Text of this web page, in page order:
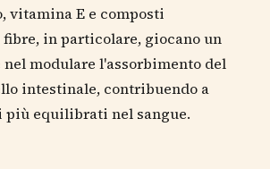
vitamina E e composti
in particolare, giocano un
modulare l'assorbimento del
intestinale, contribuendo a
equilibrati nel sangue.